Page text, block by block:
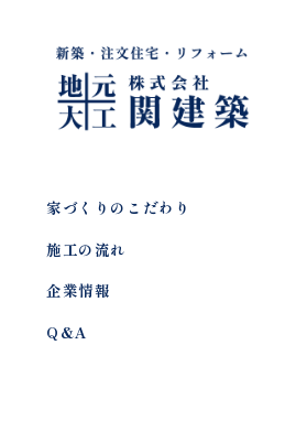
家づくりのこだわり
施工の流れ
企業情報
Q&A